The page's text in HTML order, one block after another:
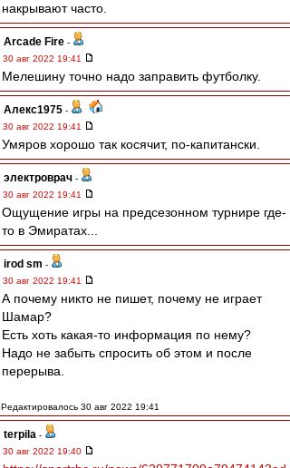
накрывают часто.
Arcade Fire -
30 авг 2022 19:41
Мелешину точно надо заправить футболку.
Алекс1975 -
30 авг 2022 19:41
Умяров хорошо так косячит, по-капитански.
электроврач -
30 авг 2022 19:41
Ощущение игры на предсезонном турнире где-
то в Эмиратах...
irod sm -
30 авг 2022 19:41
А почему никто не пишет, почему не играет
Шамар?
Есть хоть какая-то информация по нему?
Надо не забыть спросить об этом и после
перерыва.
Редактировалось 30 авг 2022 19:41
terpila -
30 авг 2022 19:40